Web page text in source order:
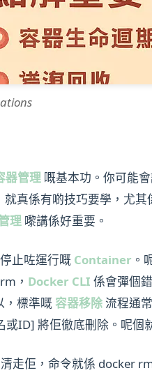
器管理 嘅基本功。你可能
真係有啲技巧要學，尤其
理 嚟講係好重要。
止咗運行嘅 Container 。
， Docker CLI 係會彈個
，標準嘅容器移除流程通
ID] 將佢徹底刪除。呢個
走佢，命令就係 docker